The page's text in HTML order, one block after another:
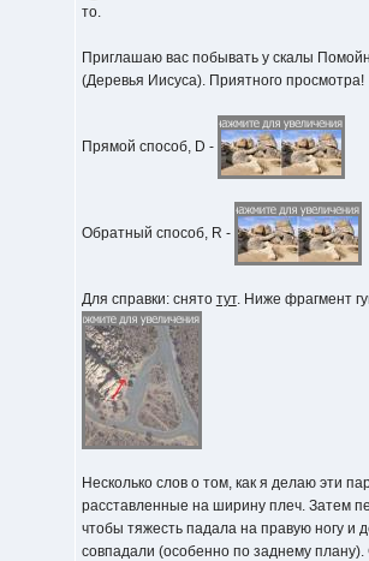
то.
Приглашаю вас побывать у скалы
(Деревья Иисуса). Приятного просмотра!
Прямой способ, D -
Обратный способ, R -
Для справки: снято тут. Ниже фрагмент
Несколько слов о том, как я делаю эти
расставленные на ширину плеч. Затем
чтобы тяжесть падала на правую ногу и
совпадали (особенно по заднему плану).